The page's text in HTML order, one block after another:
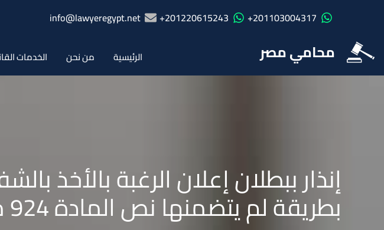
201103004317+
201220615243+
info@lawyeregypt.net
محامي مصر الرئيسية من نحن الخدمات
إنذار ببطلان إعلان الرغبة بالأخذ
بطريقة لم يتضمنها نص المادة 924 مدني